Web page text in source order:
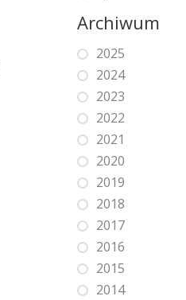
Archiwum
2025
2024
2023
2022
2021
2020
2019
2018
2017
2016
2015
2014